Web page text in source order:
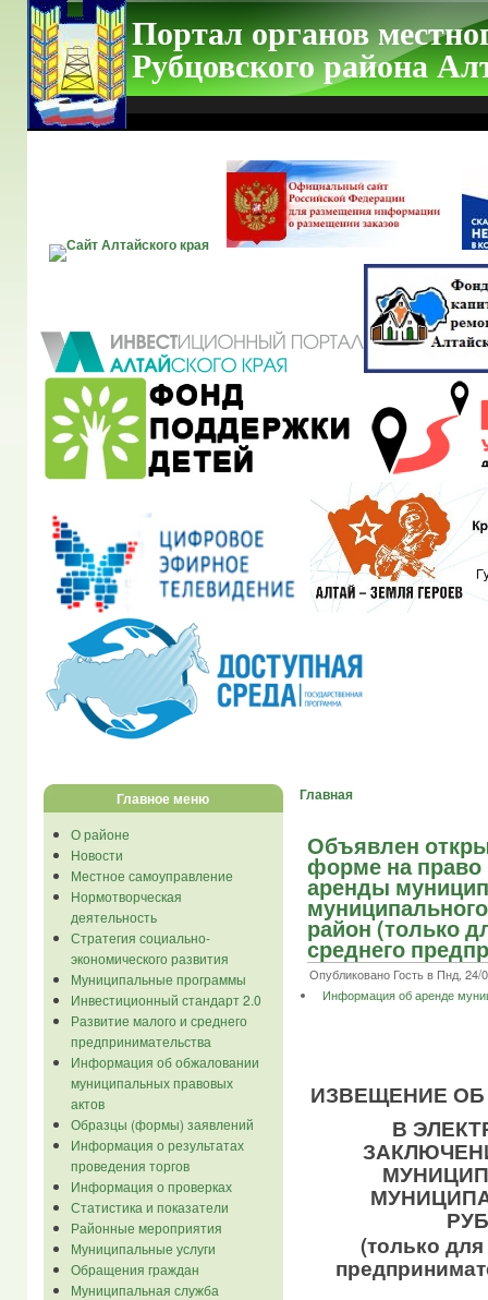
Портал органов
Рубцовского района
Главное меню
О районе
Новости
Местное самоуправление
Нормотворческая
деятельность
Стратегия социально-
экономического развития
Муниципальные программы
Инвестиционный стандарт 2.0
Развитие малого и среднего
предпринимательства
Информация об обжаловании
муниципальных правовых
актов
Образцы (формы) заявлений
Информация о результатах
проведения торгов
Информация о проверках
Статистика и показатели
Районные мероприятия
Муниципальные услуги
Обращения граждан
Муниципальная служба
Главная
Объявлен
форме на право
аренды
район (только
среднего
Опубликовано Гость в Пнд, 24/
Информация об аренде
ИЗВЕЩЕНИЕ
В
(только